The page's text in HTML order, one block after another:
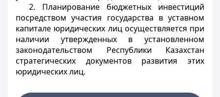
2. Планирование бюджетных инвестиций
посредством участия государства в уставном
капитале юридических лиц осуществляется при
наличии утвержденных в установленном
законодательством Республики Казахстан
стратегических документов развития этих
юридических лиц.